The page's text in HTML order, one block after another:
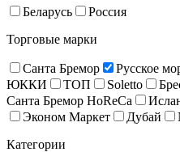
Беларусь
Россия
Торговые марки
Санта Бремор Русское
ЮККИ
ТОП Soletto
Санта Бремор HoReCa
Эконом Маркет
Дубай
Категории